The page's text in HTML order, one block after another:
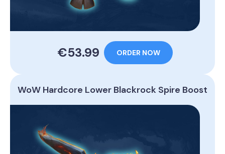
€53.99 ORDER NOW
WoW Hardcore Lower Blackrock Spire Boost